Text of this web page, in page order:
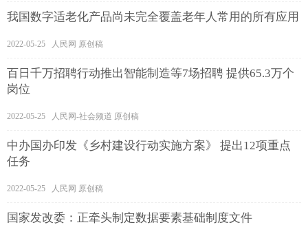
我国数字适老化产品尚未完全覆盖老年人常用的所有应用
2022-05-25 人民网 原创稿
百日千万招聘行动推出智能制造等7场招聘 提供65.3万个
岗位
2022-05-25 人民网-社会频道 原创稿
中办国办印发《乡村建设行动实施方案》 提出12项重点
任务
2022-05-25 人民网 原创稿
国家发改委：正牵头制定数据要素基础制度文件